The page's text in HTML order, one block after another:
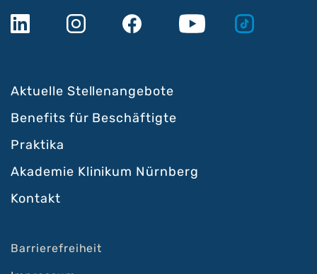
Aktuelle Stellenangebote
Benefits für Beschäftigte
Praktika
Akademie Klinikum Nürnberg
Kontakt
Barrierefreiheit